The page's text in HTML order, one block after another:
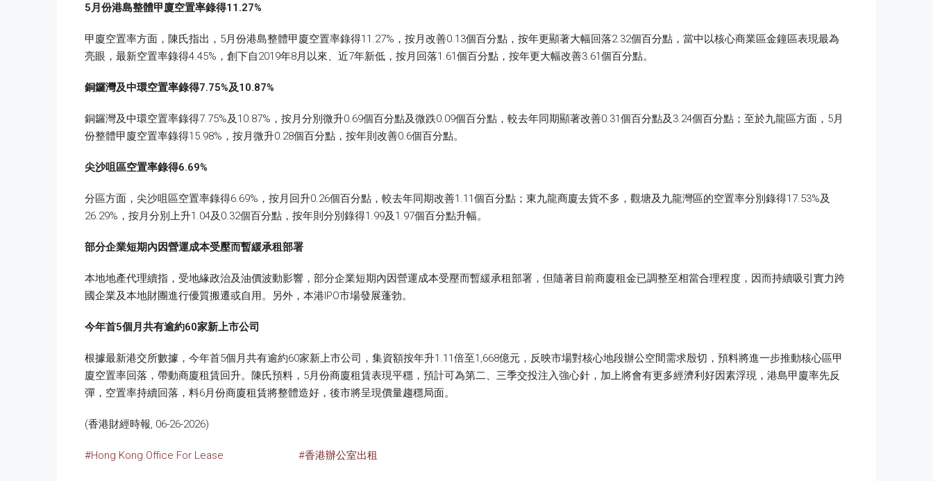
5月份港島整體甲廈空置率錄得11.27%
甲廈空置率方面，陳氏指出，5月份港島整體甲廈空置率錄得11.27%，按月改善0.13個百分點，按年更顯著大幅回落2.32個百分點，當中以核心商業區金鐘區表現最為
亮眼，最新空置率錄得4.45%，創下自2019年8月以來、近7年新低，按月回落1.61個百分點，按年更大幅改善3.61個百分點。
銅鑼灣及中環空置率錄得7.75%及10.87%
銅鑼灣及中環空置率錄得7.75%及10.87%，按月分別微升0.69個百分點及微跌0.09個百分點，較去年同期顯著改善0.31個百分點及3.24個百分點；至於九龍區方面，5月
份整體甲廈空置率錄得15.98%，按月微升0.28個百分點，按年則改善0.6個百分點。
尖沙咀區空置率錄得6.69%
分區方面，尖沙咀區空置率錄得6.69%，按月回升0.26個百分點，較去年同期改善1.11個百分點；東九龍商廈去貨不多，觀塘及九龍灣區的空置率分別錄得17.53%及
26.29%，按月分別上升1.04及0.32個百分點，按年則分別錄得1.99及1.97個百分點升幅。
部分企業短期內因營運成本受壓而暫緩承租部署
本地地產代理續指，受地緣政治及油價波動影響，部分企業短期內因營運成本受壓而暫緩承租部署，但隨著目前商廈租金已調整至相當合理程度，因而持續吸引實力跨
國企業及本地財團進行優質搬遷或自用。另外，本港IPO市場發展蓬勃。
今年首5個月共有逾約60家新上市公司
根據最新港交所數據，今年首5個月共有逾約60家新上市公司，集資額按年升1.11倍至1,668億元，反映市場對核心地段辦公空間需求殷切，預料將進一步推動核心區甲
廈空置率回落，帶動商廈租賃回升。陳氏預料，5月份商廈租賃表現平穩，預計可為第二、三季交投注入強心針，加上將會有更多經濟利好因素浮現，港島甲廈率先反
彈，空置率持續回落，料6月份商廈租賃將整體造好，後市將呈現價量趨穩局面。
(香港財經時報, 06-26-2026)
#Hong Kong Office For Lease #香港辦公室出租